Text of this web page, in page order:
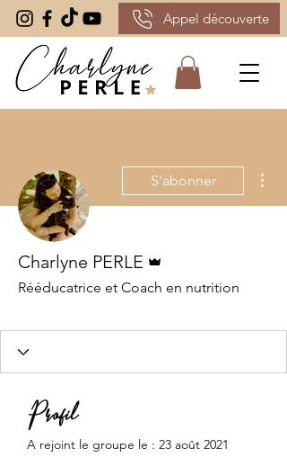
Appel découverte
S'abonner
Charlyne PERLE
Rééducatrice et Coach en nutrition
Profil
A rejoint le groupe le : 23 août 2021